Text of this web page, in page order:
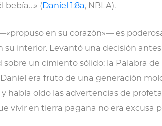
bebía…» (Daniel 1:8a, NBLA).
en su corazón»— es
su interior. Levantó una decisión
sobre un cimiento sólido: la Palabra
era fruto de una generación
y había oído las advertencias de
vivir en tierra pagana no era excusa